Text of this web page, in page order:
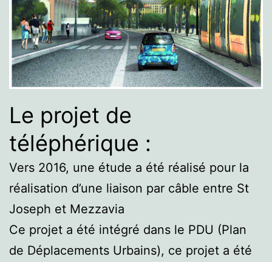
Le projet de
téléphérique :
Vers 2016, une étude a été réalisé pour la
réalisation d’une liaison par câble entre St
Joseph et Mezzavia
Ce projet a été intégré dans le PDU (Plan
de Déplacements Urbains), ce projet a été